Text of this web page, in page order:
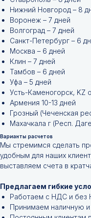
Нижний Новгород – 8
Воронеж – 7 дней
Волгоград – 7 дней
Санкт-Петербург – 6
Москва – 6 дней
Клин – 7 дней
Тамбов – 6 дней
Уфа – 5 дней
Усть-Каменогорск, KZ
Армения 10-13 дней
Грозный (Чеченская
Махачкала г (Респ.
Варианты расчетов
Мы стремимся сделать
удобным для наших
выставляем счета в
Предлагаем гибкие
Работаем с НДС и без
Принимаем наличную
Не нашли
позиции?
Оставьте заявку и мы
инструменты и